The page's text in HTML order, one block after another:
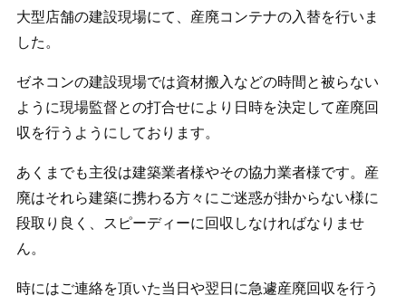
大型店舗の建設現場にて、産廃コンテナの入替を行いま
した。
ゼネコンの建設現場では資材搬入などの時間と被らない
ように現場監督との打合せにより日時を決定して産廃回
収を行うようにしております。
あくまでも主役は建築業者様やその協力業者様です。産
廃はそれら建築に携わる方々にご迷惑が掛からない様に
段取り良く、スピーディーに回収しなければなりませ
ん。
時にはご連絡を頂いた当日や翌日に急遽産廃回収を行う